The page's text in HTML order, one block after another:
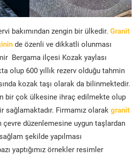
bakımından zengin bir ülkedir. Granit
de özenli ve dikkatli olunması
Bergama ilçesi Kozak yaylası
olup 600 yıllık rezerv olduğu tahmin
kozak taşı olarak da bilinmektedir.
bir çok ülkesine ihraç edilmekte olup
sağlamaktadır. Firmamız olarak granit
çevre düzenlemesine uygun taşlardan
şekilde yapılması
yaptığımız örnekler resimler